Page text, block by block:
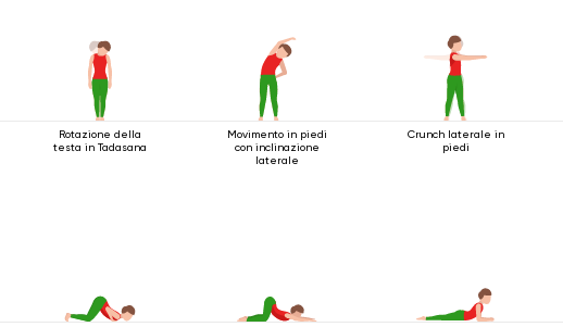
Rotazione della
testa in Tadasana
Movimento in piedi
con inclinazione
laterale
Crunch laterale in
piedi